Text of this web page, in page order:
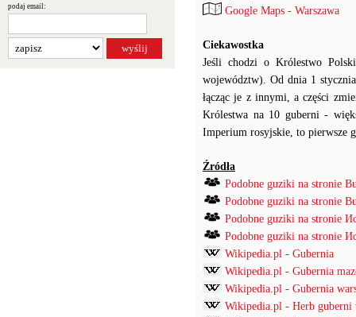
podaj email:
Google Maps - Warszawa
Ciekawostka
Jeśli chodzi o Królestwo
województw). Od dnia 1
łącząc je z innymi, a części
Królestwa na 10 guberni -
Imperium rosyjskie, to pierwsze
Źródła
Podobne guziki na stronie
Podobne guziki na stronie
Podobne guziki na stronie
Podobne guziki na stronie
Wikipedia.pl - Gubernia
Wikipedia.pl - Gubernia
Wikipedia.pl - Gubernia
Wikipedia.pl - Herb guberni